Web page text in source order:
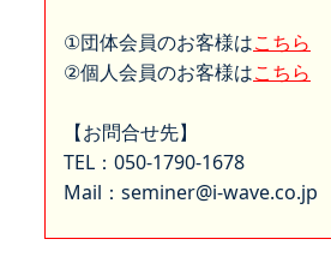
①団体会員のお客様はこちら
②個人会員のお客様はこちら
【お問合せ先】
TEL：050-1790-1678
Mail：seminer@i-wave.co.jp